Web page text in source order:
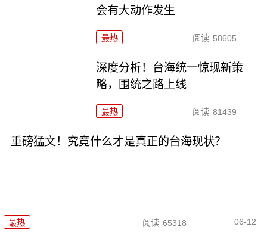
会有大动作发生
最热 阅读 58605
深度分析！台海统一惊现新策
略，围统之路上线
最热 阅读 81439
重磅猛文！究竟什么才是真正的台海现状？
最热 阅读 65318 06-12